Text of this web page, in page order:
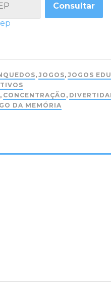
Consultar
, JOGOS, JOGOS
, CONCENTRAÇÃO ,
DA MEMÓRIA